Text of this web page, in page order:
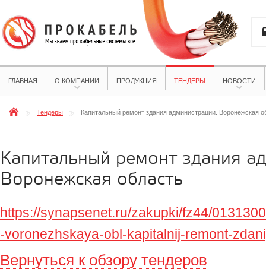
ГЛАВНАЯ О КОМПАНИИ ПРОДУКЦИЯ ТЕНДЕРЫ НОВОСТИ
Тендеры Капитальный ремонт здания администрации. Воронежская
Капитальный ремонт здания
Воронежская область
https://synapsenet.ru/zakupki/fz44/
-voronezhskaya-obl-kapitalnij-remont-
Вернуться к обзору тендеров